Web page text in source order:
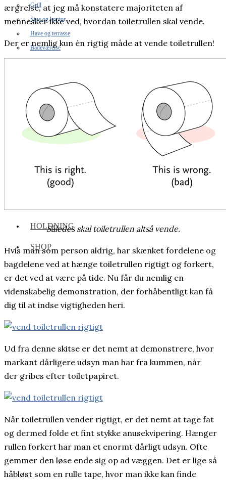
Grill
Stue og kontor
Have og terrasse
Badeværelse
SUNDHED
Inflammation og led
Søvn og energi
Vitaminer og mineraler
Træning og performance
Mave og tarm
HOLDNING
SHOP
ærgrelse, at jeg må konstatere majoriteten af
mennesker ikke ved, hvordan toiletrullen skal vende.
Der er nemlig kun én rigtig måde at vende toiletrullen!
Således skal toiletrullen altså vende.
Hvis man som person aldrig, har skænket fordelene og
bagdelene ved at hænge toiletrullen rigtigt og forkert,
er det ved at være på tide. Nu får du nemlig en
videnskabelig demonstration, der forhåbentligt kan få
dig til at indse vigtigheden heri.
Ud fra denne skitse er det nemt at demonstrere, hvor
markant dårligere udsyn man har fra kummen, når
der gribes efter toiletpapiret.
Når toiletrullen vender rigtigt, er det nemt at tage fat
og dermed folde et fint stykke anusekvipering. Hænger
rullen forkert har man et enormt dårligt udsyn. Ofte
gemmer den løse ende sig op ad væggen. Det er lige så
håbløst som en rulle tape, hvor man ikke kan finde